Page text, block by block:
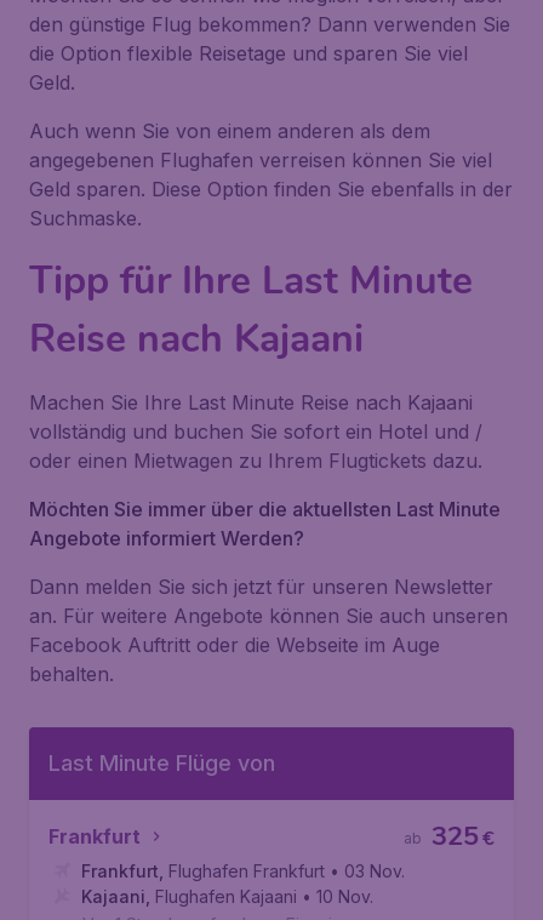
den günstige Flug bekommen? Dann verwenden Sie
die Option flexible Reisetage und sparen Sie viel
Geld.
Auch wenn Sie von einem anderen als dem
angegebenen Flughafen verreisen können Sie viel
Geld sparen. Diese Option finden Sie ebenfalls in der
Suchmaske.
Tipp für Ihre Last Minute
Reise nach Kajaani
Machen Sie Ihre Last Minute Reise nach Kajaani
vollständig und buchen Sie sofort ein Hotel und /
oder einen Mietwagen zu Ihrem Flugtickets dazu.
Möchten Sie immer über die aktuellsten Last Minute
Angebote informiert Werden?
Dann melden Sie sich jetzt für unseren Newsletter
an. Für weitere Angebote können Sie auch unseren
Facebook Auftritt oder die Webseite im Auge
behalten.
Last Minute Flüge von
Frankfurt €
325
ab
Frankfurt Flughafen Frankfurt • 03 Nov.
Kajaani Flughafen Kajaani • 10 Nov.